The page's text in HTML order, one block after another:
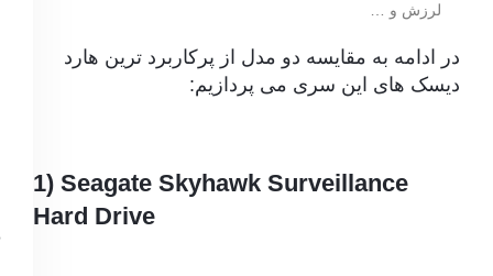
لرزش و …
در ادامه به مقایسه دو مدل از پرکاربرد ترین هارد
دیسک های این سری می پردازیم:
1) Seagate Skyhawk Surveillance
Hard Drive